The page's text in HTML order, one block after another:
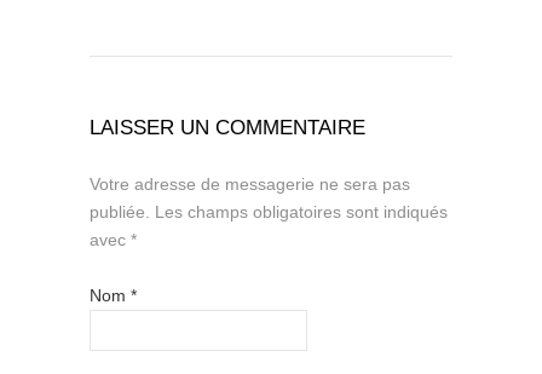
LAISSER UN COMMENTAIRE
Votre adresse de messagerie ne sera pas
publiée.
Les champs obligatoires sont indiqués
avec *
Nom *